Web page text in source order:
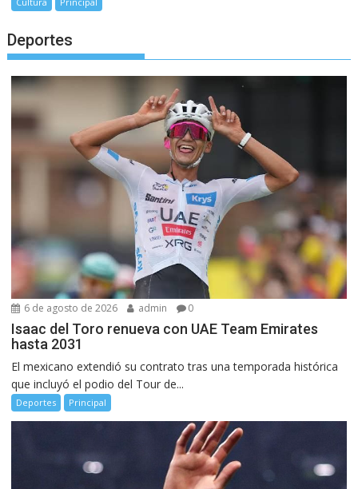
Deportes
6 de agosto de 2026 admin 0
Isaac del Toro renueva con UAE Team Emirates
hasta 2031
El mexicano extendió su contrato tras una temporada histórica
que incluyó el podio del Tour de...
Deportes Principal